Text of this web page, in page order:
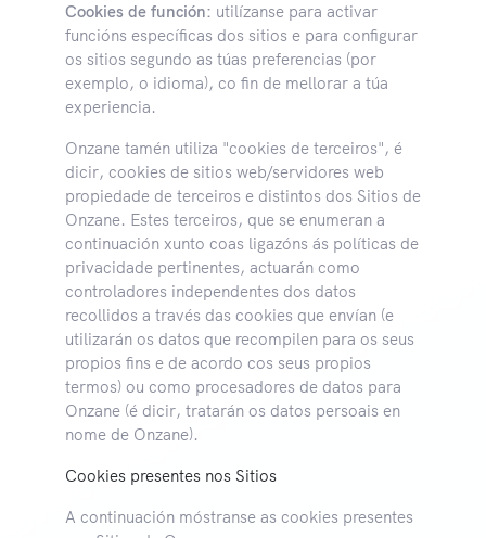
Cookies de función: utilízanse para activar
funcións específicas dos sitios e para configurar
os sitios segundo as túas preferencias (por
exemplo, o idioma), co fin de mellorar a túa
experiencia.
Onzane tamén utiliza "cookies de terceiros", é
dicir, cookies de sitios web/servidores web
propiedade de terceiros e distintos dos Sitios de
Onzane. Estes terceiros, que se enumeran a
continuación xunto coas ligazóns ás políticas de
privacidade pertinentes, actuarán como
controladores independentes dos datos
recollidos a través das cookies que envían (e
utilizarán os datos que recompilen para os seus
propios fins e de acordo cos seus propios
termos) ou como procesadores de datos para
Onzane (é dicir, tratarán os datos persoais en
nome de Onzane).
Cookies presentes nos Sitios
A continuación móstranse as cookies presentes